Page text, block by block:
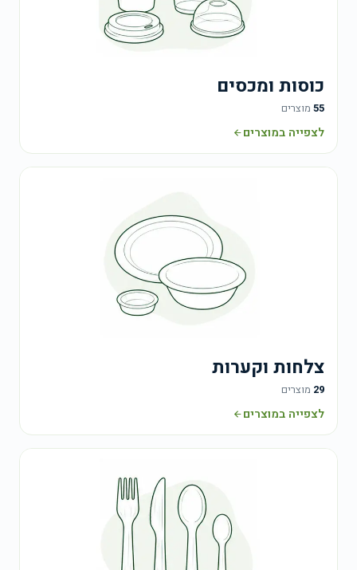
כוסות ומכסים
55 מוצרים
לצפייה במוצרים
צלחות וקערות
29 מוצרים
לצפייה במוצרים